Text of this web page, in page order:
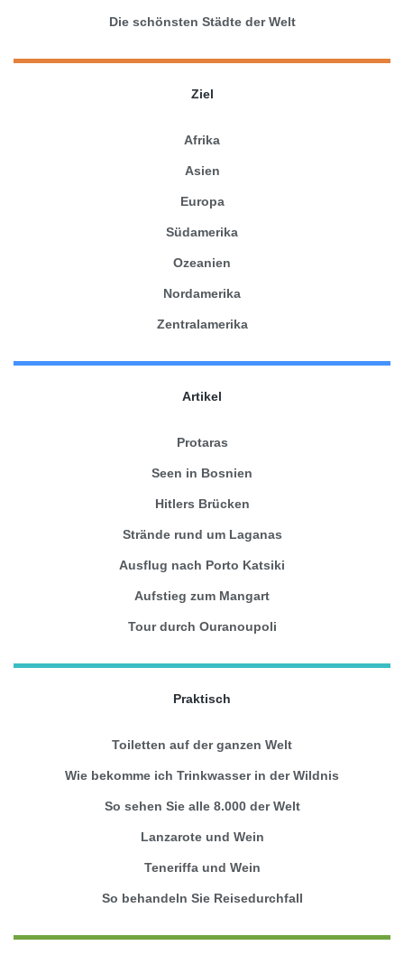
Die schönsten Städte der Welt
Ziel
Afrika
Asien
Europa
Südamerika
Ozeanien
Nordamerika
Zentralamerika
Artikel
Protaras
Seen in Bosnien
Hitlers Brücken
Strände rund um Laganas
Ausflug nach Porto Katsiki
Aufstieg zum Mangart
Tour durch Ouranoupoli
Praktisch
Toiletten auf der ganzen Welt
Wie bekomme ich Trinkwasser in der Wildnis
So sehen Sie alle 8.000 der Welt
Lanzarote und Wein
Teneriffa und Wein
So behandeln Sie Reisedurchfall